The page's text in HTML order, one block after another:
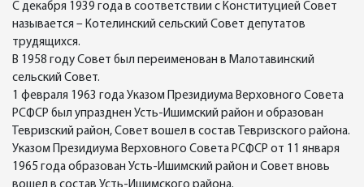
С декабря 1939 года в соответствии с Конституцией Совет
называется – Котелинский сельский Совет депутатов
трудящихся.
В 1958 году Совет был переименован в Малотавинский
сельский Совет.
1 февраля 1963 года Указом Президиума Верховного Совета
РСФСР был упразднен Усть-Ишимский район и образован
Тевризский район, Совет вошел в состав Тевризского района.
Указом Президиума Верховного Совета РСФСР от 11 января
1965 года образован Усть-Ишимский район и Совет вновь